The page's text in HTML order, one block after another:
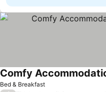
Bed & Breakfast
Comfy